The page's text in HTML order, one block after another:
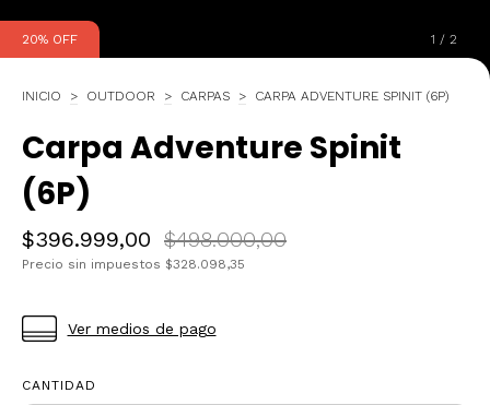
20% OFF 1 / 2
INICIO > OUTDOOR > CARPAS > CARPA ADVENTURE SPINIT (6P)
Carpa Adventure Spinit
(6P)
$396.999,00 $498.000,00
Precio sin impuestos $328.098,35
Ver medios de pago
CANTIDAD